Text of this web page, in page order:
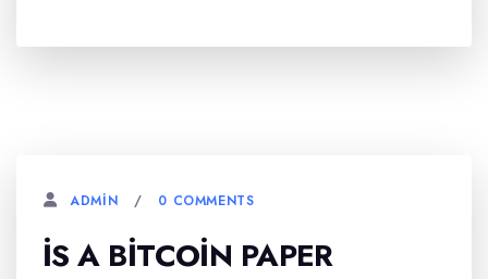
ADMIN 0 COMMENTS
İS A BITCOIN PAPER